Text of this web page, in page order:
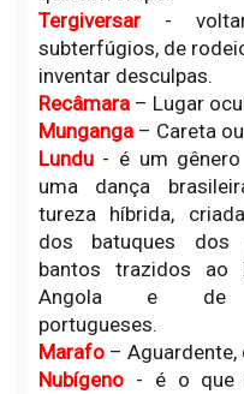
Tergiversar- voltar
subterfúgios, de
inventar desculpas.
Recâmara– Lugar
Munganga – Careta
Lundu - é um
uma dança
tureza híbrida,
dos batuques dos
bantos trazidos ao
Angola e de
portugueses.
Marafo– Aguardente,
Nubígeno- é o que